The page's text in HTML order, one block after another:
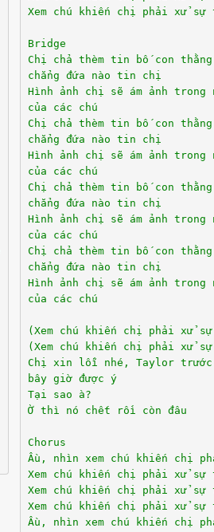
Xem chú khiến chị phải xử sự
Bridge
Chị chả thèm tin bố con
chẳng đứa nào tin chị
Hình ảnh chị sẽ ám ảnh trong
của các chú
Chị chả thèm tin bố con
chẳng đứa nào tin chị
Hình ảnh chị sẽ ám ảnh trong
của các chú
Chị chả thèm tin bố con
chẳng đứa nào tin chị
Hình ảnh chị sẽ ám ảnh trong
của các chú
Chị chả thèm tin bố con
chẳng đứa nào tin chị
Hình ảnh chị sẽ ám ảnh trong
của các chú
(Xem chú khiến chị phải xử
(Xem chú khiến chị phải xử
Chị xin lỗi nhé, Taylor trước
bây giờ được ý
Tại sao à?
Ờ thì nó chết rồi còn đâu
Chorus
Ầu, nhìn xem chú khiến chị
Xem chú khiến chị phải xử sự
Xem chú khiến chị phải xử sự
Xem chú khiến chị phải xử sự
Ầu, nhìn xem chú khiến chị